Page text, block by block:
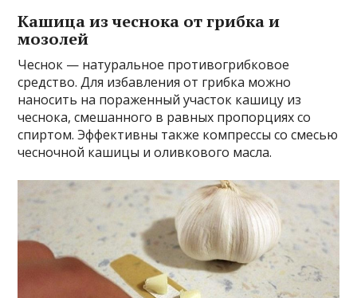
Кашица из чеснока от грибка и
мозолей
Чеснок — натуральное противогрибковое
средство. Для избавления от грибка можно
наносить на пораженный участок кашицу из
чеснока, смешанного в равных пропорциях со
спиртом. Эффективны также компрессы со смесью
чесночной кашицы и оливкового масла.